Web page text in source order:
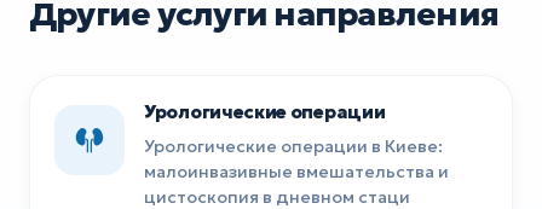
Другие услуги направления
Урологические операции
Урологические операции в Киеве:
малоинвазивные вмешательства и
цистоскопия в дневном стаци